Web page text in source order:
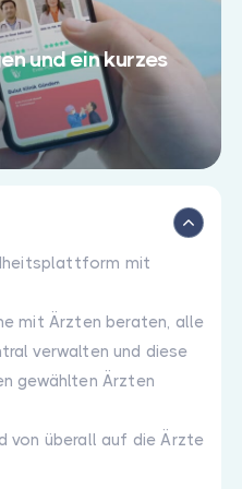
und ein kurzes
mit
mit Ärzten beraten, alle
verwalten und diese
gewählten Ärzten
von überall auf die Ärzte